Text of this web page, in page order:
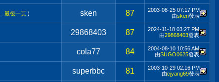
最後一頁 ) sken 87 2003-08-25 07:17 PM
由sken發表
29868403 87 2024-11-18 03:27 PM
由29868403發表
cola77 84 2004-08-10 10:56 AM
由SUGO0625發表
superbbc 81 2003-10-29 02:16 PM
由cjyang69發表